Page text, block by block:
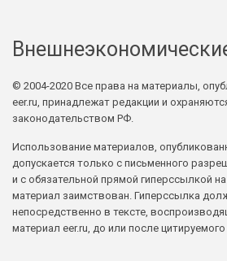
© 2004-2020 Все права на материалы,
eer.ru, принадлежат редакции и
законодательством РФ.
Использование материалов,
допускается только с письменного
и с обязательной прямой гиперссылкой
материал заимствован. Гиперссылка
непосредственно в тексте,
материал eer.ru, до или после